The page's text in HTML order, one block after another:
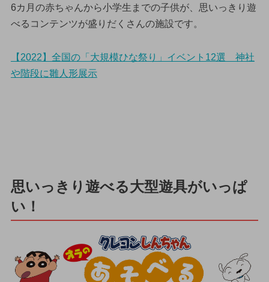
6カ月の赤ちゃんから小学生までの子供が、思いっきり遊
べるコンテンツが盛りだくさんの施設です。
【2022】全国の「大規模ひな祭り」イベント12選 神社
や階段に雛人形展示
思いっきり遊べる大型遊具がいっぱ
い！